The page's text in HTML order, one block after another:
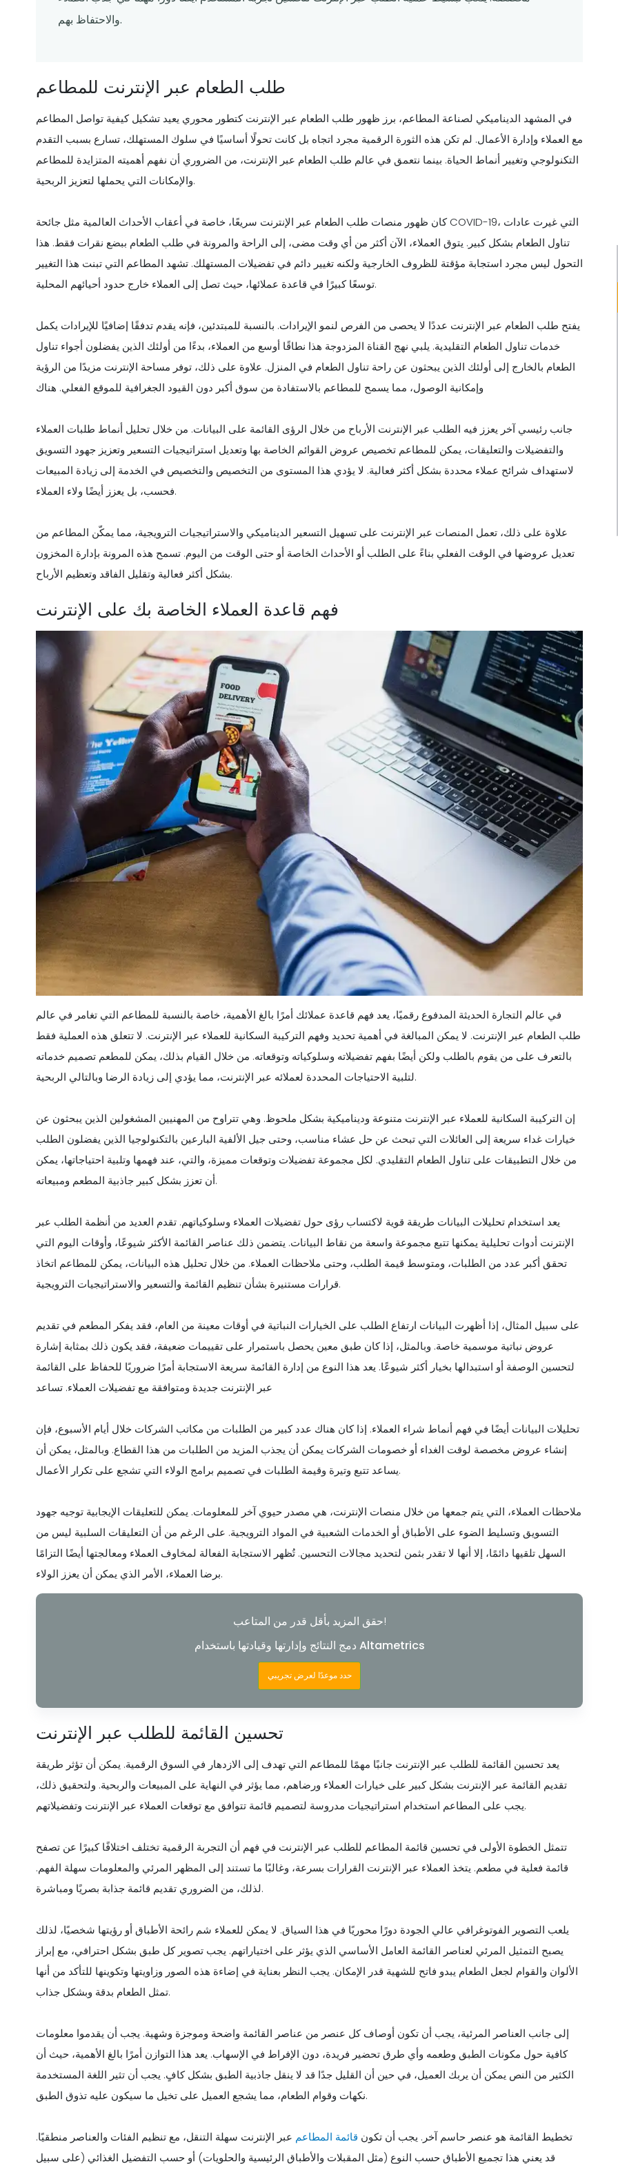
والاحتفاظ بهم.
طلب الطعام عبر الإنترنت للمطاعم
في المشهد الديناميكي لصناعة المطاعم، برز ظهور طلب الطعام عبر الإنترنت كتطور محوري يعيد تشكيل كيفية تواصل المطاعم
مع العملاء وإدارة الأعمال. لم تكن هذه الثورة الرقمية مجرد اتجاه بل كانت تحولًا أساسيًا في سلوك المستهلك، تسارع بسبب التقدم
التكنولوجي وتغيير أنماط الحياة. بينما نتعمق في عالم طلب الطعام عبر الإنترنت، من الضروري أن نفهم أهميته المتزايدة للمطاعم
والإمكانات التي يحملها لتعزيز الربحية.
كان ظهور منصات طلب الطعام عبر الإنترنت سريعًا، خاصة في أعقاب الأحداث العالمية مثل جائحة COVID-19، التي غيرت عادات
تناول الطعام بشكل كبير. يتوق العملاء، الآن أكثر من أي وقت مضى، إلى الراحة والمرونة في طلب الطعام ببضع نقرات فقط. هذا
التحول ليس مجرد استجابة مؤقتة للظروف الخارجية ولكنه تغيير دائم في تفضيلات المستهلك. تشهد المطاعم التي تبنت هذا التغيير
توسعًا كبيرًا في قاعدة عملائها، حيث تصل إلى العملاء خارج حدود أحيائهم المحلية.
يفتح طلب الطعام عبر الإنترنت عددًا لا يحصى من الفرص لنمو الإيرادات. بالنسبة للمبتدئين، فإنه يقدم تدفقًا إضافيًا للإيرادات يكمل
خدمات تناول الطعام التقليدية. يلبي نهج القناة المزدوجة هذا نطاقًا أوسع من العملاء، بدءًا من أولئك الذين يفضلون أجواء تناول
الطعام بالخارج إلى أولئك الذين يبحثون عن راحة تناول الطعام في المنزل. علاوة على ذلك، توفر مساحة الإنترنت مزيدًا من الرؤية
وإمكانية الوصول، مما يسمح للمطاعم بالاستفادة من سوق أكبر دون القيود الجغرافية للموقع الفعلي. هناك
جانب رئيسي آخر يعزز فيه الطلب عبر الإنترنت الأرباح من خلال الرؤى القائمة على البيانات. من خلال تحليل أنماط طلبات العملاء
والتفضيلات والتعليقات، يمكن للمطاعم تخصيص عروض القوائم الخاصة بها وتعديل استراتيجيات التسعير وتعزيز جهود التسويق
لاستهداف شرائح عملاء محددة بشكل أكثر فعالية. لا يؤدي هذا المستوى من التخصيص والتخصيص في الخدمة إلى زيادة المبيعات
فحسب، بل يعزز أيضًا ولاء العملاء.
علاوة على ذلك، تعمل المنصات عبر الإنترنت على تسهيل التسعير الديناميكي والاستراتيجيات الترويجية، مما يمكّن المطاعم من
تعديل عروضها في الوقت الفعلي بناءً على الطلب أو الأحداث الخاصة أو حتى الوقت من اليوم. تسمح هذه المرونة بإدارة المخزون
بشكل أكثر فعالية وتقليل الفاقد وتعظيم الأرباح.
فهم قاعدة العملاء الخاصة بك على الإنترنت
في عالم التجارة الحديثة المدفوع رقميًا، يعد فهم قاعدة عملائك أمرًا بالغ الأهمية، خاصة بالنسبة للمطاعم التي تغامر في عالم
طلب الطعام عبر الإنترنت. لا يمكن المبالغة في أهمية تحديد وفهم التركيبة السكانية للعملاء عبر الإنترنت. لا تتعلق هذه العملية فقط
بالتعرف على من يقوم بالطلب ولكن أيضًا بفهم تفضيلاته وسلوكياته وتوقعاته. من خلال القيام بذلك، يمكن للمطعم تصميم خدماته
لتلبية الاحتياجات المحددة لعملائه عبر الإنترنت، مما يؤدي إلى زيادة الرضا وبالتالي الربحية.
إن التركيبة السكانية للعملاء عبر الإنترنت متنوعة وديناميكية بشكل ملحوظ. وهي تتراوح من المهنيين المشغولين الذين يبحثون عن
خيارات غداء سريعة إلى العائلات التي تبحث عن حل عشاء مناسب، وحتى جيل الألفية البارعين بالتكنولوجيا الذين يفضلون الطلب
من خلال التطبيقات على تناول الطعام التقليدي. لكل مجموعة تفضيلات وتوقعات مميزة، والتي، عند فهمها وتلبية احتياجاتها، يمكن
أن تعزز بشكل كبير جاذبية المطعم ومبيعاته.
يعد استخدام تحليلات البيانات طريقة قوية لاكتساب رؤى حول تفضيلات العملاء وسلوكياتهم. تقدم العديد من أنظمة الطلب عبر
الإنترنت أدوات تحليلية يمكنها تتبع مجموعة واسعة من نقاط البيانات. يتضمن ذلك عناصر القائمة الأكثر شيوعًا، وأوقات اليوم التي
تحقق أكبر عدد من الطلبات، ومتوسط قيمة الطلب، وحتى ملاحظات العملاء. من خلال تحليل هذه البيانات، يمكن للمطاعم اتخاذ
قرارات مستنيرة بشأن تنظيم القائمة والتسعير والاستراتيجيات الترويجية.
على سبيل المثال، إذا أظهرت البيانات ارتفاع الطلب على الخيارات النباتية في أوقات معينة من العام، فقد يفكر المطعم في تقديم
عروض نباتية موسمية خاصة. وبالمثل، إذا كان طبق معين يحصل باستمرار على تقييمات ضعيفة، فقد يكون ذلك بمثابة إشارة
لتحسين الوصفة أو استبدالها بخيار أكثر شيوعًا. يعد هذا النوع من إدارة القائمة سريعة الاستجابة أمرًا ضروريًا للحفاظ على القائمة
عبر الإنترنت جديدة ومتوافقة مع تفضيلات العملاء. تساعد
تحليلات البيانات أيضًا في فهم أنماط شراء العملاء. إذا كان هناك عدد كبير من الطلبات من مكاتب الشركات خلال أيام الأسبوع، فإن
إنشاء عروض مخصصة لوقت الغداء أو خصومات الشركات يمكن أن يجذب المزيد من الطلبات من هذا القطاع. وبالمثل، يمكن أن
يساعد تتبع وتيرة وقيمة الطلبات في تصميم برامج الولاء التي تشجع على تكرار الأعمال.
ملاحظات العملاء، التي يتم جمعها من خلال منصات الإنترنت، هي مصدر حيوي آخر للمعلومات. يمكن للتعليقات الإيجابية توجيه جهود
التسويق وتسليط الضوء على الأطباق أو الخدمات الشعبية في المواد الترويجية. على الرغم من أن التعليقات السلبية ليس من
السهل تلقيها دائمًا، إلا أنها لا تقدر بثمن لتحديد مجالات التحسين. تُظهر الاستجابة الفعالة لمخاوف العملاء ومعالجتها أيضًا التزامًا
برضا العملاء، الأمر الذي يمكن أن يعزز الولاء.
حقق المزيد بأقل قدر من المتاعب!
دمج النتائج وإدارتها وقيادتها باستخدام Altametrics
حدد موعدًا لعرض تجريبي
تحسين القائمة للطلب عبر الإنترنت
يعد تحسين القائمة للطلب عبر الإنترنت جانبًا مهمًا للمطاعم التي تهدف إلى الازدهار في السوق الرقمية. يمكن أن تؤثر طريقة
تقديم القائمة عبر الإنترنت بشكل كبير على خيارات العملاء ورضاهم، مما يؤثر في النهاية على المبيعات والربحية. ولتحقيق ذلك،
يجب على المطاعم استخدام استراتيجيات مدروسة لتصميم قائمة تتوافق مع توقعات العملاء عبر الإنترنت وتفضيلاتهم.
تتمثل الخطوة الأولى في تحسين قائمة المطاعم للطلب عبر الإنترنت في فهم أن التجربة الرقمية تختلف اختلافًا كبيرًا عن تصفح
قائمة فعلية في مطعم. يتخذ العملاء عبر الإنترنت القرارات بسرعة، وغالبًا ما تستند إلى المظهر المرئي والمعلومات سهلة الفهم.
لذلك، من الضروري تقديم قائمة جذابة بصريًا ومباشرة.
يلعب التصوير الفوتوغرافي عالي الجودة دورًا محوريًا في هذا السياق. لا يمكن للعملاء شم رائحة الأطباق أو رؤيتها شخصيًا، لذلك
يصبح التمثيل المرئي لعناصر القائمة العامل الأساسي الذي يؤثر على اختياراتهم. يجب تصوير كل طبق بشكل احترافي، مع إبراز
الألوان والقوام لجعل الطعام يبدو فاتح للشهية قدر الإمكان. يجب النظر بعناية في إضاءة هذه الصور وزاويتها وتكوينها للتأكد من أنها
تمثل الطعام بدقة وبشكل جذاب.
إلى جانب العناصر المرئية، يجب أن تكون أوصاف كل عنصر من عناصر القائمة واضحة وموجزة وشهية. يجب أن يقدموا معلومات
كافية حول مكونات الطبق وطعمه وأي طرق تحضير فريدة، دون الإفراط في الإسهاب. يعد هذا التوازن أمرًا بالغ الأهمية، حيث أن
الكثير من النص يمكن أن يربك العميل، في حين أن القليل جدًا قد لا ينقل جاذبية الطبق بشكل كافٍ. يجب أن تثير اللغة المستخدمة
نكهات وقوام الطعام، مما يشجع العميل على تخيل ما سيكون عليه تذوق الطبق.
تخطيط القائمة هو عنصر حاسم آخر. يجب أن تكون قائمة المطاعم عبر الإنترنت سهلة التنقل، مع تنظيم الفئات والعناصر منطقيًا.
قد يعني هذا تجميع الأطباق حسب النوع (مثل المقبلات والأطباق الرئيسية والحلويات) أو حسب التفضيل الغذائي (على سبيل